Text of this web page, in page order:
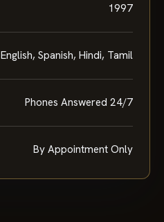
1997
English, Spanish, Hindi, Tamil
Phones Answered 24/7
By Appointment Only